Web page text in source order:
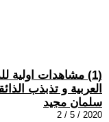
(1) مشاهدات اولية
العربية و تذبذب
سلمان مجيد
2020 / 5 / 2